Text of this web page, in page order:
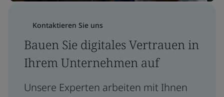
Kontaktieren Sie uns
Bauen Sie digitales Vertrauen in
Ihrem Unternehmen auf
Unsere Experten arbeiten mit Ihnen